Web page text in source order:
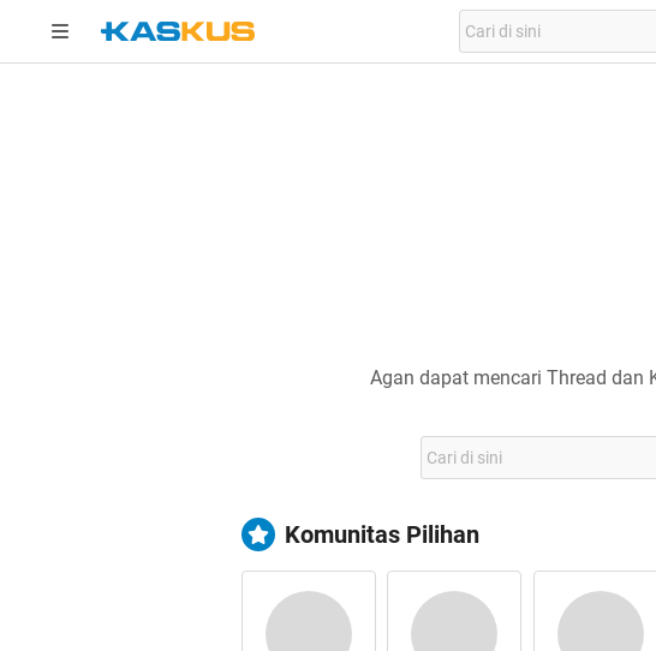
Agan dapat mencari Thread dan
Komunitas Pilihan